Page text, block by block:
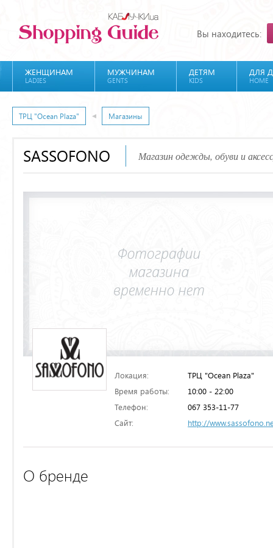
Вы находитесь:
ЖЕНЩИНАМ
LADIES
МУЖЧИНАМ
GENTS
ДЕТЯМ
KIDS
ДЛЯ
HOME
ТРЦ "Ocean Plaza" Магазины
SASSOFONO Магазин одежды, обуви и
Локация:
ТРЦ "Ocean Plaza"
Время работы:
10:00 - 22:00
Телефон:
067 353-11-77
Сайт:
http://
О бренде